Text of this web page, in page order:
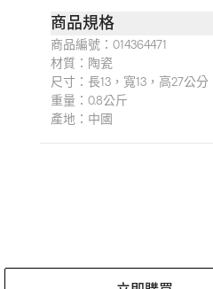
商品規格
商品編號： 014364471
材質： 陶瓷
尺寸： 長13，寬13，高27公分
重量： 0.8公斤
產地： 中國